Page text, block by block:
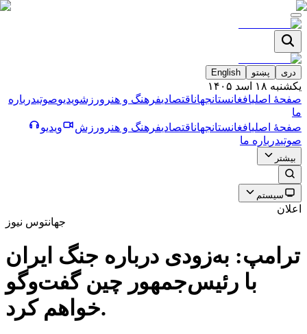
دری پښتو English
یکشنبه ۱۸ اسد ۱۴۰۵
صفحۀ اصلیافغانستانجهاناقتصادیفرهنگ و هنر ورزشویدیوصوتیدرباره
ما
صفحۀ اصلیافغانستانجهاناقتصادیفرهنگ و هنر ورزش
ویدیو
صوتیدرباره ما
بیشتر
سیستم
اعلان
جهانتوس نیوز
ترامپ: به‌زودی درباره جنگ ایران
با رئیس‌جمهور چین گفت‌وگو
خواهم کرد.